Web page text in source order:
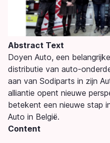
Abstract Text
Doyen Auto, een
distributie van auto-
aan van Sodiparts in zijn
alliantie opent nieuwe
betekent een nieuwe stap
Auto in België.
Content